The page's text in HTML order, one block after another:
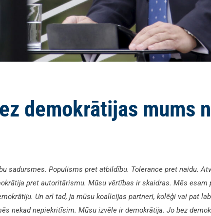
demokrātijas mums
sadursmes. Populisms pret atbildību. Tolerance pret naidu.
pret autoritārismu. Mūsu vērtības ir skaidras. Mēs esam
Un arī tad, ja mūsu koalīcijas partneri, kolēģi vai pat
nekad nepiekritīsim. Mūsu izvēle ir demokrātija. Jo bez